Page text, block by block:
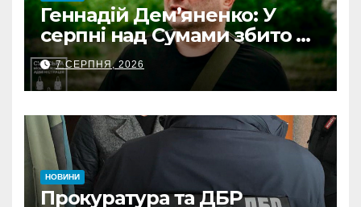
Геннадій Дем’яненко: У
серпні над Сумами збито 6
КАБів
7 СЕРПНЯ, 2026
НОВИНИ
Прокуратура та ДБР